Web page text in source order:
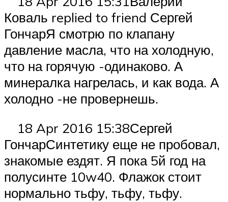
Коваль replied to friend Сергей
ГончарЯ смотрю по клапану
давление масла, что на холодную,
что на горячую -одинаково. А
минералка нагрелась, и как вода. А
холодно -не провернешь.
18 Apr 2016 15:38Сергей
ГончарСинтетику еще не пробовал,
знакомые ездят. Я пока 5й год на
полусинте 10w40. Флажок стоит
нормально тьфу, тьфу, тьфу.